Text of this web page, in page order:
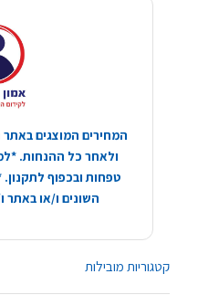
קטגוריות מובילות
המחירים המוצגים
ולאחר כל ההנחות.
טפחות ובכפוף לתקנון.
השונים ו/או באתר